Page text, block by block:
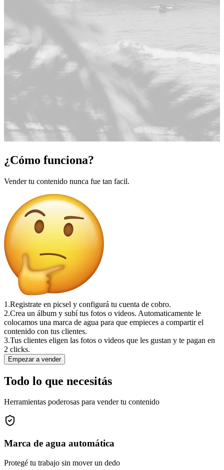
¿Cómo funciona?
Vender tu contenido nunca fue tan facil.
1.Registrate en picsel y configurá tu cuenta de cobro.
2.Crea un álbum y subí tus fotos o videos. Automaticamente le
colocamos una marca de agua para que empieces a compartir el
contenido con tus clientes.
3.Tus clientes eligen las fotos o videos que les gustan y te pagan en
2 clicks.
Empezar a vender
Todo lo que necesitás
Herramientas poderosas para vender tu contenido
Marca de agua automática
Protegé tu trabajo sin mover un dedo